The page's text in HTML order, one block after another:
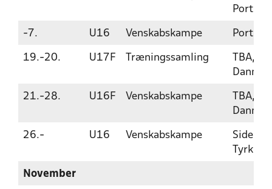
-7. U16 Venskabskampe
19.-20. U17F Træningssamling
TBA,
21.-28. U16F Venskabskampe
TBA,
26.- U16 Venskabskampe
Side,
Tyrkiet
November